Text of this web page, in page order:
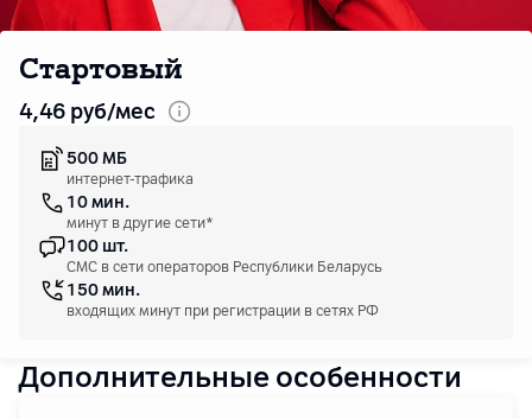
Стартовый
4,46руб/мес
500 МБ
интернет-трафика
10 мин.
минут в другие сети*
100 шт.
СМС в сети операторов Республики Беларусь
150 мин.
входящих минут при регистрации в сетях РФ
Дополнительные особенности